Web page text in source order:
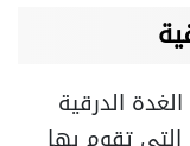
الدرقية